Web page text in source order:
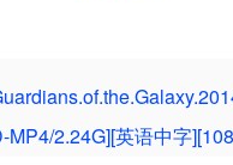
MP4/2.24G][英语中字